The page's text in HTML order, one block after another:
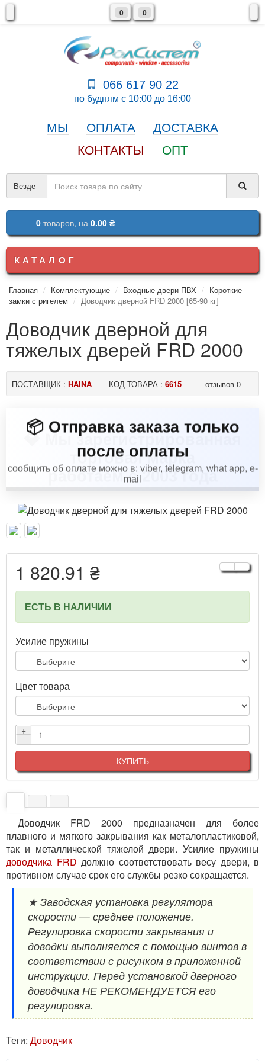
0 0
066 617 90 22
по будням с 10:00 до 16:00
МЫ ОПЛАТА
ДОСТАВКА
КОНТАКТЫ
ОПТ
Везде
0 товаров, на 0.00 ₴
КАТАЛОГ
Главная Комплектующие Входные двери ПВХ
Короткие
замки с ригелем
Доводчик дверной FRD 2000 [65-90 кг]
Доводчик дверной для
тяжелых дверей FRD 2000
ПОСТАВЩИК : HAINA КОД ТОВАРА : 6615 отзывов 0
📦 Отправка заказа только
после оплаты
сообщить об оплате можно в: viber, telegram, what app, e-
mail
💎 Мы зарегистрированная
торговая марка
работаем с 2003 года
1 820.91 ₴
ЕСТЬ В НАЛИЧИИ
Усилие пружины
Цвет товара
+
−
КУПИТЬ
Доводчик FRD 2000 предназначен для более
плавного и мягкого закрывания как металопластиковой,
так и металлической тяжелой двери. Усилие пружины
доводчика FRD должно соответствовать весу двери, в
противном случае срок его службы резко сокращается.
★ Заводская установка регулятора
скорости — среднее положение.
Регулировка скорости закрывания и
доводки выполняется с помощью винтов в
соответствии с рисунком в приложенной
инструкции. Перед установкой дверного
доводчика НЕ РЕКОМЕНДУЕТСЯ его
регулировка.
Теги: Доводчик